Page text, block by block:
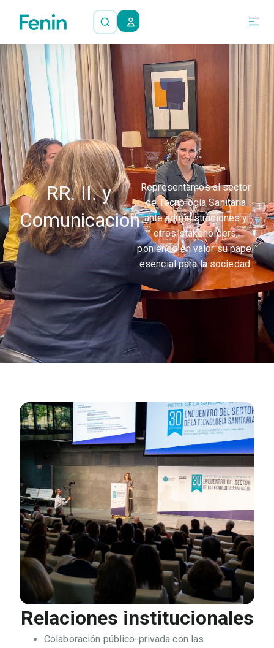
RR. II. y
Comunicación
Representamos al sector
de Tecnología Sanitaria
ante administraciones y
otros stakeholders,
poniendo en valor su papel
esencial para la sociedad.
Relaciones institucionales
Colaboración público-privada con las